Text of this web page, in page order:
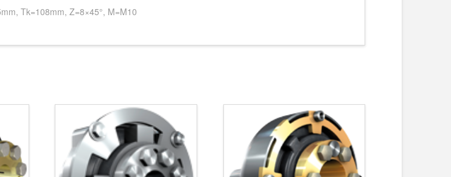
Tk=108mm, Z=8×45°, M=M10